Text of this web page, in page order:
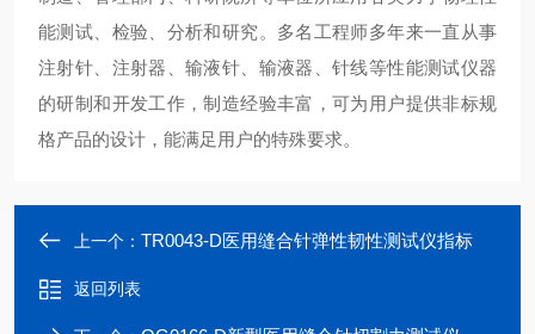
能测试、检验、分析和研究。多名工程师多年来一直从事
注射针、注射器、输液针、输液器、针线等性能测试仪器
的研制和开发工作，制造经验丰富，可为用户提供非标规
格产品的设计，能满足用户的特殊要求。
上一个： TR0043-D医用缝合针弹性韧性测试仪指标
返回列表